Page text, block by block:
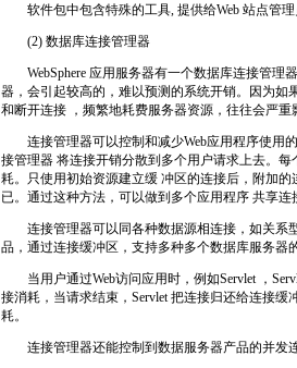
软件包中包含特殊的工具, 提供给Web 站点管理
(2) 数据库连接管理器
WebSphere 应用服务器有一个数据库连接管理
器，会引起较高的，难以预测的系统开销。因为
和断开连接 ，频繁地耗费服务器资源，往往会严重
连接管理器可以控制和减少Web应用程序使用
接管理器 将连接开销分散到多个用户请求上去。
耗。只使用初始资源建立缓 冲区的连接后，附加
已。通过这种方法，可以做到多个应用程序 共享连
连接管理器可以同各种数据源相连接，如关系型
品，通过连接缓冲区，支持多种多个数据库服务器
当用户通过Web访问应用时，例如Servlet ，
接消耗，当请求结束，Servlet 把连接归还给连接
耗。
连接管理器还能控制到数据服务器产品的并发连